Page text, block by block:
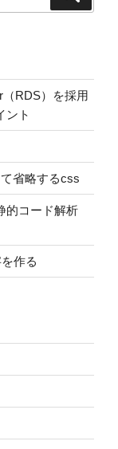
RDS）を採用
ント
省略するcss
的コード解析
作る